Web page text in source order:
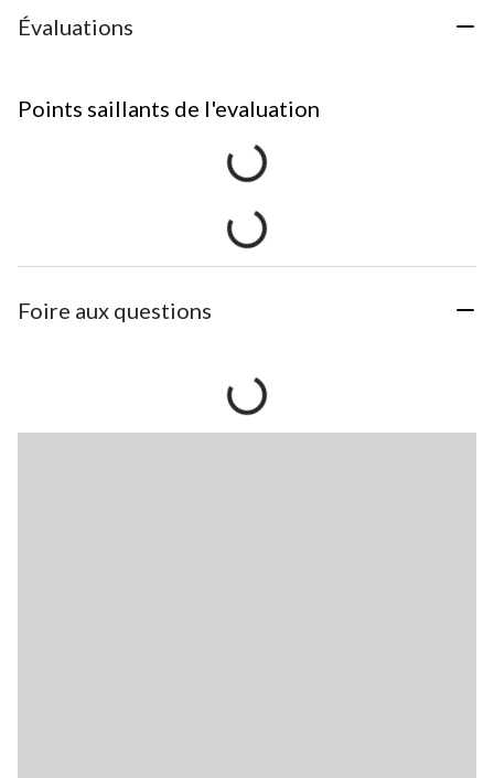
Évaluations
Points saillants de l'evaluation
Foire aux questions